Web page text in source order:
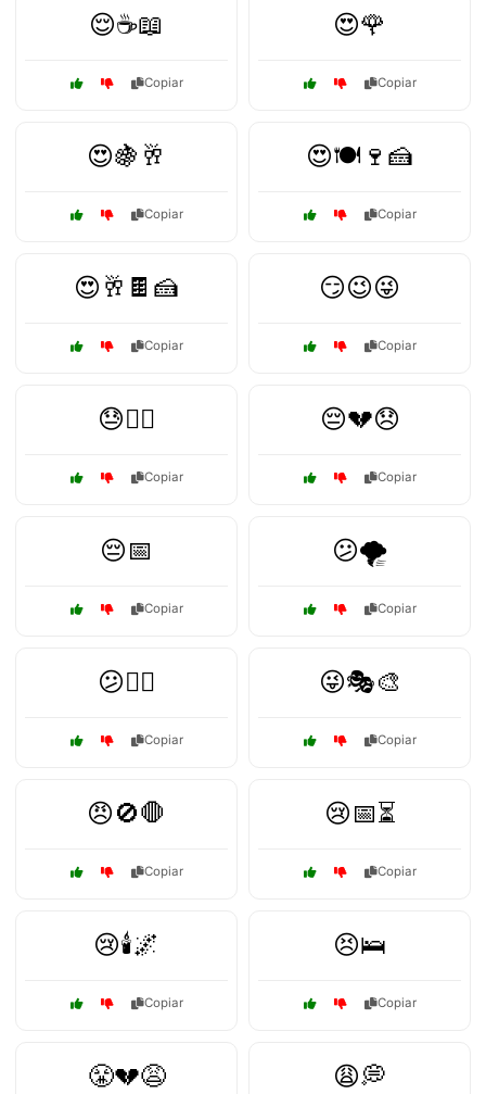
😌☕📖
Copiar
😍🌹
Copiar
😍🍇🥂
Copiar
😍🍽️🍷🍰
Copiar
😍🥂🍫🍰
Copiar
😏😉😜
Copiar
😓🏃‍♂️
Copiar
😔💔😞
Copiar
😔📅
Copiar
😕🌪️
Copiar
😕🚶‍♀️
Copiar
😜🎭🎨
Copiar
😠🚫🛑
Copiar
😢📅⏳
Copiar
😢🕯️🌌
Copiar
😣🛌
Copiar
😤💔😩 😩💭